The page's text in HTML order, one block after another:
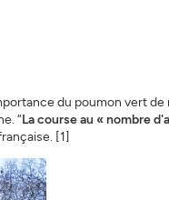
du poumon vert de
“La course au « nombre
[1]